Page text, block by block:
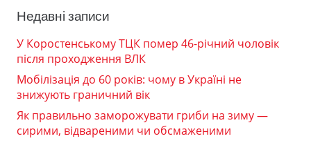
Недавні записи
У Коростенському ТЦК помер 46-річний чоловік
після проходження ВЛК
Мобілізація до 60 років: чому в Україні не
знижують граничний вік
Як правильно заморожувати гриби на зиму —
сирими, відвареними чи обсмаженими